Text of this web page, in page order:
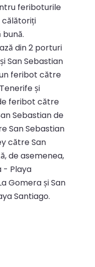
feriboturile
călătoriți
din 2 porturi
San Sebastian
feribot către
și
feribot către
Sebastian de
San Sebastian
către San
de asemenea,
- Playa
Gomera și San
Santiago.